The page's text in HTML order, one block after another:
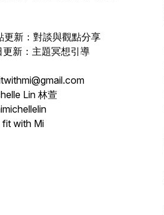
更新：對談與觀點分享
新：主題冥想引導
Lin 林萱
fit with Mi